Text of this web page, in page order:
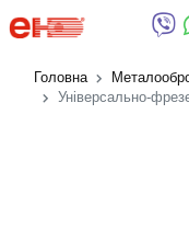
Головна
Універсально-